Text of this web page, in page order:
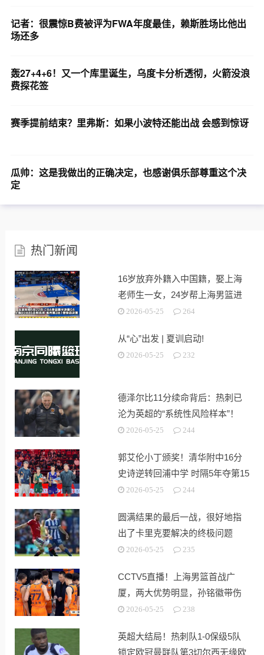
记者：很震惊B费被评为FWA年度最佳，赖斯胜场比他出
场还多
轰27+4+6！又一个库里诞生，乌度卡分析透彻，火箭没浪
费探花签
赛季提前结束？里弗斯：如果小波特还能出战 会感到惊讶
瓜帅：这是我做出的正确决定，也感谢俱乐部尊重这个决
定
热门新闻
16岁放弃外籍入中国籍，娶上海
老师生一女，24岁帮上海男篮进
决赛
2026-05-25 264
从“心”出发 | 夏训启动!
2026-05-25 232
德泽尔比11分续命背后：热刺已
沦为英超的“系统性风险样本”！
2026-05-25 244
郭艾伦小丁颁奖！清华附中16分
史诗逆转回浦中学 时隔5年夺第15
冠2026-05-25 244
圆满结果的最后一战，很好地指
出了卡里克要解决的终极问题
2026-05-25 235
CCTV5直播！上海男篮首战广
厦，两大优势明显，孙铭徽带伤
出战！
2026-05-25 238
英超大结局！热刺队1-0保级5队
锁定欧冠曼联队第3切尔西无缘欧